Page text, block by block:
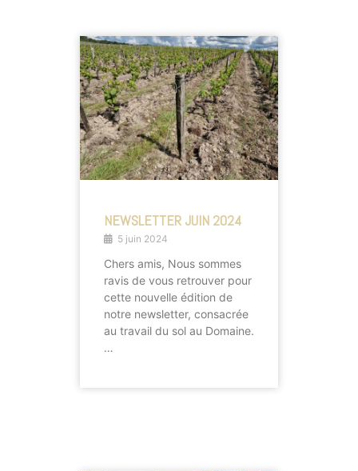
NEWSLETTER JUIN 2024
5 juin 2024
Chers amis, Nous sommes
ravis de vous retrouver pour
cette nouvelle édition de
notre newsletter, consacrée
au travail du sol au Domaine.
…